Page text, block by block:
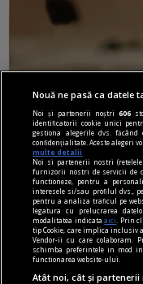
nici așa, nici
Cum trebuie să
Nu cred în nici o
pe negativitate,
individuale.
Andrei PLEŞU
Nouă ne pasă ca datele
Noi și partenerii noștri606
identificatorii cookie unici
gestiona alegerile dvs.
confidențialitate. Aceste alegeri
multe detalii
Noi si partenerii nostri
furnizorii nostri de servicii de
functioneze, pentru a
interesele si/sau profilul dvs.,
pentru a analiza traficul pe
legatura cu prelucrarea
modalitatea indicataaici
. Prin
tip Cookie, care implica inclusiv
Vendor-ii cu care colaboram.
schimba preferintele in mod
functionarea website-ului.
Atât noi, cât și